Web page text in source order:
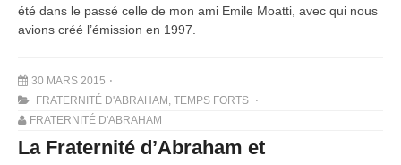
été dans le passé celle de mon ami Emile Moatti, avec qui nous
avions créé l’émission en 1997.
30 MARS 2015
FRATERNITÉ D'ABRAHAM , TEMPS FORTS
FRATERNITÉ D'ABRAHAM
La Fraternité d’Abraham et